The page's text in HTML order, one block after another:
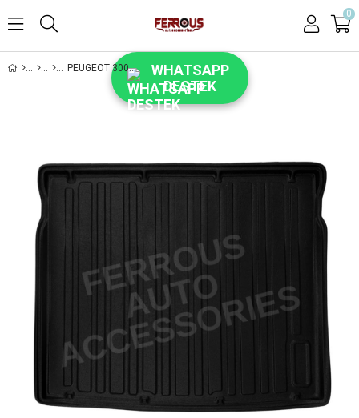
WHATSAPP
DESTEK
0
PEUGEOT 3008 FERROUS ÜST KADEME İÇIN 3D BAGAJ HAVUZU 2024 VE ÜSTÜ